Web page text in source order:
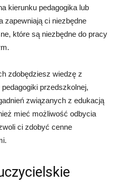
kierunku pedagogika lub
zapewniają ci niezbędne
które są niezbędne do pracy
zdobędziesz wiedzę z
przedszkolnej,
związanych z edukacją
mieć możliwość odbycia
ci zdobyć cenne